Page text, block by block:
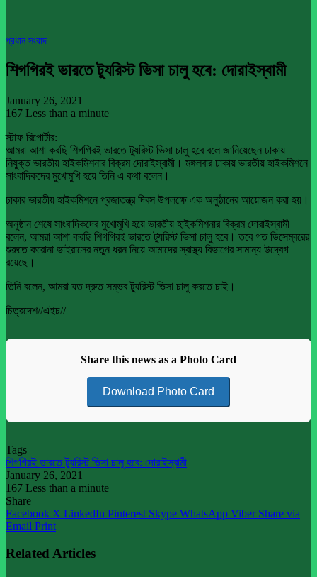
প্রধান সংবাদ
শিগগিরই ভারতে ট্যুরিস্ট ভিসা চালু হবে: দোরাইস্বামী
January 26, 2021
167 Less than a minute
স্টাফ রিপোর্টার:
আমরা আশা করছি শিগগিরই ভারতে ট্যুরিস্ট ভিসা চালু হবে বলে জানিয়েছেন ঢাকায়
নিযুক্ত ভারতীয় হাইকমিশনার বিক্রম দোরাইস্বামী। মঙ্গলবার ঢাকায় ভারতীয় হাইকমিশনে
সাংবাদিকদের মুখোমুখি হয়ে তিনি এ কথা বলেন।
ঢাকার ভারতীয় হাইকমিশনে প্রজাতন্ত্র দিবস উপলক্ষে এক অনুষ্ঠানের আয়োজন করা হয়।
অনুষ্ঠান শেষে সাংবাদিকদের মুখোমুখি হয়ে ভারতীয় হাইকমিশনার বিক্রম দোরাইস্বামী
বলেন, আমরা আশা করছি শিগগিরই ভারতে ট্যুরিস্ট ভিসা চালু হবে। তবে গত ডিসেম্বরের
শুরুতে করোনা ভাইরাসের নতুন ধরন নিয়ে আমাদের স্বাস্থ্য বিভাগের সামান্য উদ্বেগ
রয়েছে।
তিনি বলেন, আমরা যত দ্রুত সম্ভব ট্যুরিস্ট ভিসা চালু করতে চাই।
চিত্রদেশ//এইচ//
Share this news as a Photo Card
Download Photo Card
Tags
শিগগিরই ভারতে ট্যুরিস্ট ভিসা চালু হবে: দোরাইস্বামী
January 26, 2021
167 Less than a minute
Share
Facebook X LinkedIn Pinterest Skype WhatsApp Viber Share via
Email Print
Related Articles